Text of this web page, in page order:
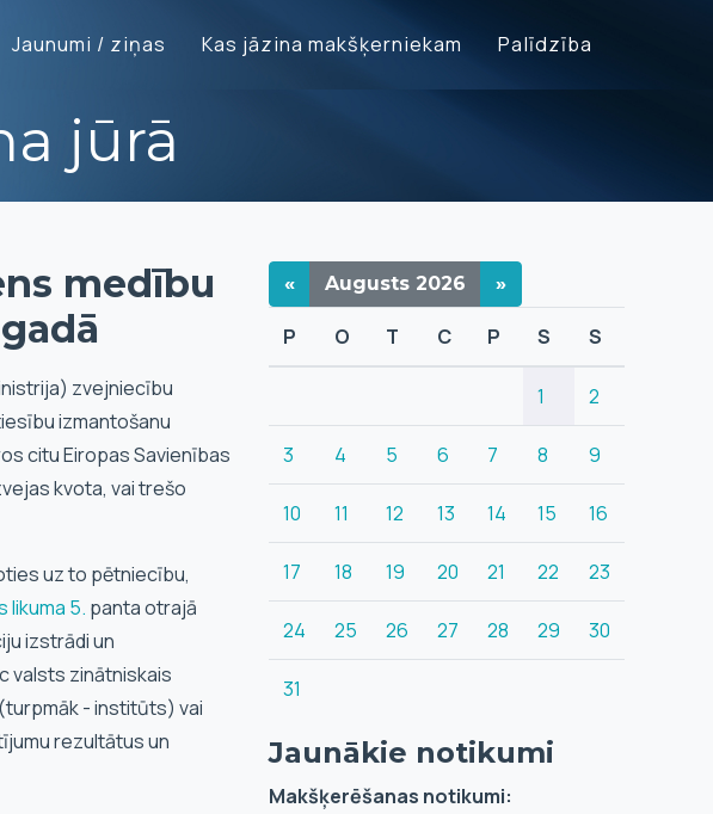
Jaunumi / ziņas Kas jāzina makšķerniekam Palīdzība
jūrā
medību
zvejniecību
izmantošanu
citu Eiropas Savienības
kvota, vai trešo
uz to pētniecību,
likuma 5. panta otrajā
izstrādi un
valsts zinātniskais
- institūts) vai
rezultātus un
« Augusts 2026 »
P O T C P S S
1 2
3 4 5 6 7 8 9
10 11 12 13 14 15 16
17 18 19 20 21 22 23
24 25 26 27 28 29 30
31
Jaunākie notikumi
Makšķerēšanas notikumi: